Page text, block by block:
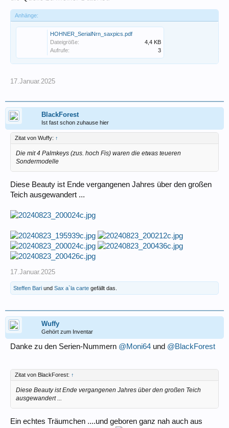
Anhänge:
HOHNER_SerialNrn_saxpics.pdf
Dateigröße:
4,4 KB
Aufrufe:
3
17.Januar.2025
BlackForest
Ist fast schon zuhause hier
Zitat von Wuffy: ↑
Die mit 4 Palmkeys (zus. hoch Fis) waren die etwas teueren
Sondermodelle
Diese Beauty ist Ende vergangenen Jahres über den großen
Teich ausgewandert ...
17.Januar.2025
Steffen Bari und Sax a`la carte gefällt das.
Wuffy
Gehört zum Inventar
Danke zu den Serien-Nummern @Moni64 und @BlackForest
Zitat von BlackForest: ↑
Diese Beauty ist Ende vergangenen Jahres über den großen Teich
ausgewandert ...
Ein echtes Träumchen ....und geboren ganz nah auch aus